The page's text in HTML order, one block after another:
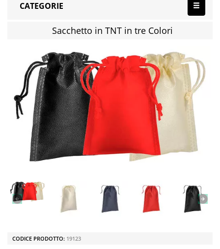
CATEGORIE
Sacchetto in TNT in tre Colori
CODICE PRODOTTO: 19123